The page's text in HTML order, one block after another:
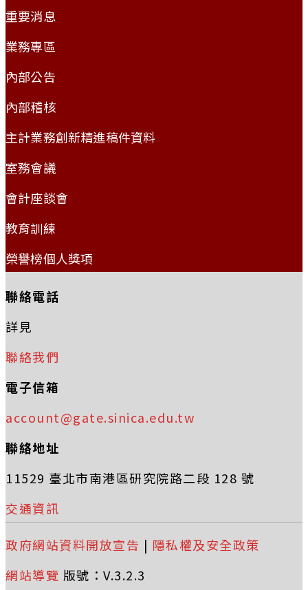
重要消息
業務專區
內部公告
內部稽核
主計業務創新精進稿件資料
室務會議
會計座談會
教育訓練
榮譽榜個人獎項
聯絡電話
詳見
聯絡我們
電子信箱
account@gate.sinica.edu.tw
聯絡地址
11529 臺北市南港區研究院路二段 128 號
交通資訊
政府網站資料開放宣告 | 隱私權及安全政策
網站導覽 版號：V.3.2.3